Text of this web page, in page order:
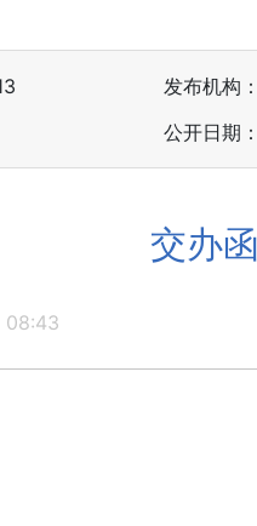
发布机构
公开日期
交办
08:43